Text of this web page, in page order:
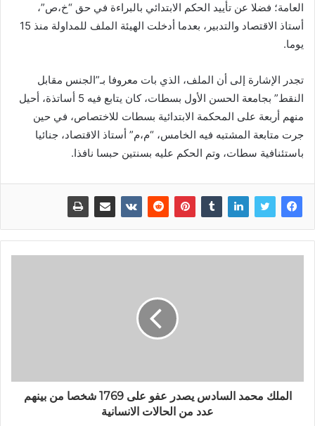
العامة؛ فضلا عن تأييد الحكم الابتدائي بالبراءة في حق “خ،ص”،
أستاذ الاقتصاد والتدبير، بعدما أدخلت الهيئة الملف للمداولة منذ 15
يوما.
تجدر الإشارة إلى أن الملف، الذي بات معروفا بـ”الجنس مقابل
النقط” بجامعة الحسن الأول بسطات، كان يتابع فيه 5 أساتذة، أحيل
منهم أربعة على المحكمة الابتدائية بسطات للاختصاص، في حين
جرت متابعة المشتبه فيه الخامس، “م،م” أستاذ الاقتصاد، جنائيا
باستئنافية سطات، وتم الحكم عليه بسنتين حبسا نافذا.
الملك محمد السادس يصدر عفو على 1769 شخصا من بينهم
عدد من الحالات الانسانية